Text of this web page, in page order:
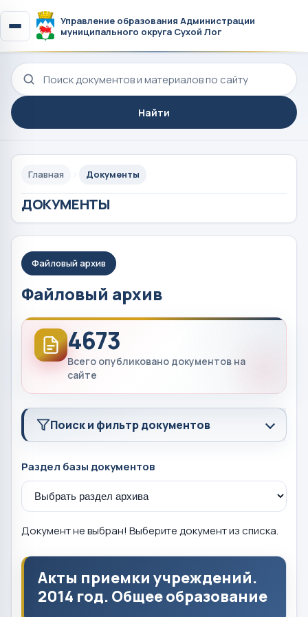
Управление образования Администрации
муниципального округа Сухой Лог
Поиск по сайту
Найти
Главная Документы
ДОКУМЕНТЫ
Файловый архив
Файловый архив
4673
Всего опубликовано документов на
сайте
Поиск и фильтр документов
Раздел базы документов
Документ не выбран! Выберите документ из списка.
Акты приемки учреждений.
2014 год. Общее образование